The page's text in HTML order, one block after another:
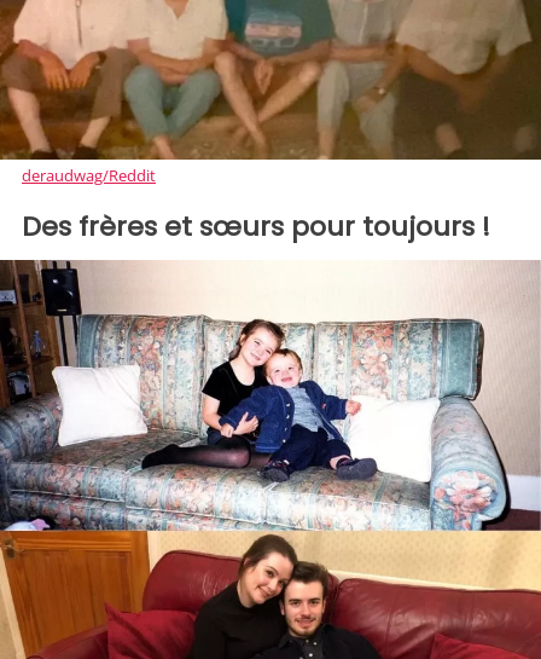
deraudwag/Reddit
Des frères et sœurs pour toujours !